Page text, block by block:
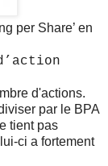
per Share’ en
d'actions.
par le BPA
tient pas
ci a fortement